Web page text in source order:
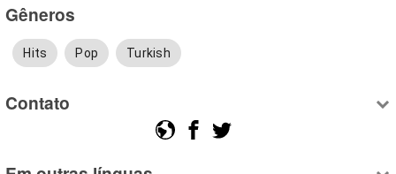
Gêneros
Hits Pop Turkish
Contato